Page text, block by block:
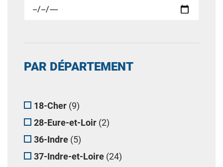
PAR DÉPARTEMENT
18-Cher (9)
28-Eure-et-Loir (2)
36-Indre (5)
37-Indre-et-Loire (24)